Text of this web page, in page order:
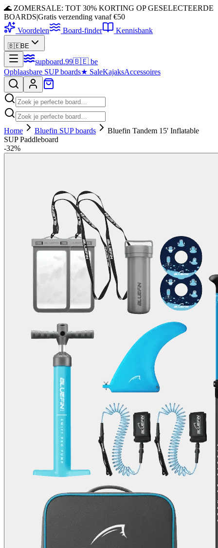
🌊 ZOMERSALE: TOT 30% KORTING OP GESELECTEERDE
BOARDS|Gratis verzending vanaf €50
Voordelen
Board-finder Kennisbank
🇧🇪BE
supboard.99🇧🇪 be
Opblaasbare SUP boards★ SaleKajaksAccessoires
Home Bluefin SUP boards
Bluefin Tandem 15' Inflatable
SUP Paddleboard
-32%